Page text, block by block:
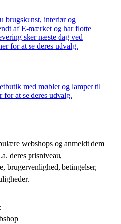
brugskunst, interiør og
af E-mærket og har flotte
sker næste dag ved
for at se deres udvalg.
med møbler og lamper til
at se deres udvalg.
webshops og anmeldt dem
deres prisniveau,
brugervenlighed, betingelser,